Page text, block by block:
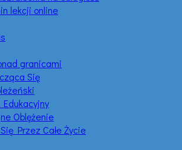
lekcji online
granicami
Się
Oblężenie
Przez Całe Życie